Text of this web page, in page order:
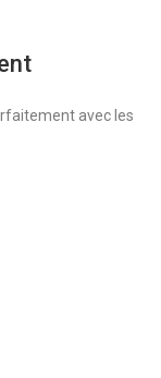
avec les